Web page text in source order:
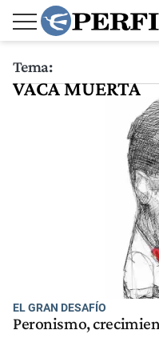
Tema:
VACA MUERTA
EL GRAN DESAFÍO
Peronismo,